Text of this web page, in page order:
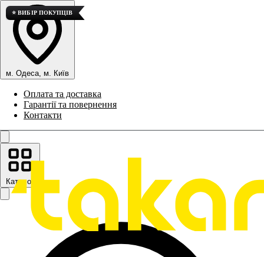
м. Одеса, м. Київ
Оплата та доставка
Гарантії та повернення
Контакти
Каталог
⭐ ВИБІР ПОКУПЦІВ